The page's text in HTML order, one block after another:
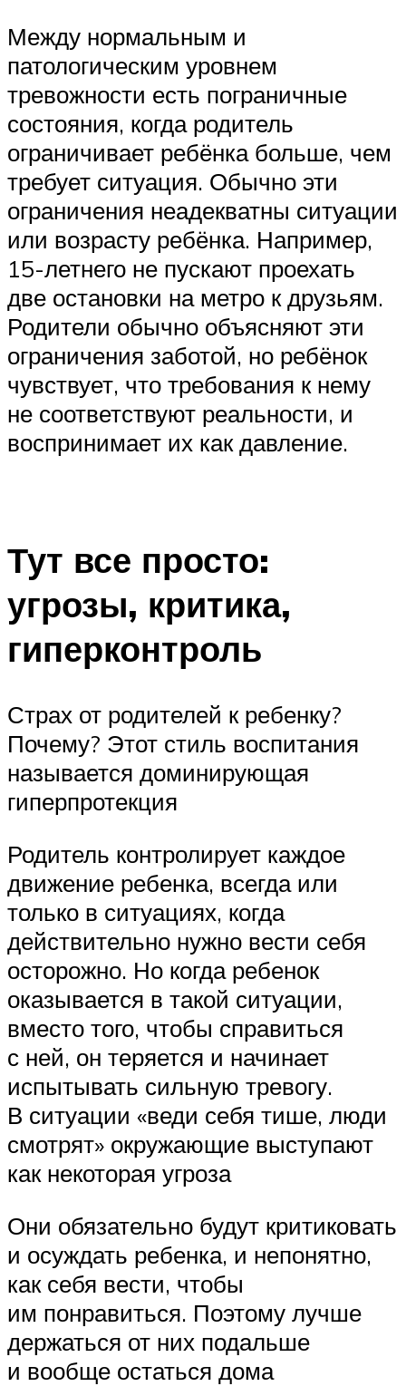
Между нормальным и
патологическим уровнем
тревожности есть пограничные
состояния, когда родитель
ограничивает ребёнка больше, чем
требует ситуация. Обычно эти
ограничения неадекватны ситуации
или возрасту ребёнка. Например,
15-летнего не пускают проехать
две остановки на метро к друзьям.
Родители обычно объясняют эти
ограничения заботой, но ребёнок
чувствует, что требования к нему
не соответствуют реальности, и
воспринимает их как давление.
Тут все просто:
угрозы, критика,
гиперконтроль
Страх от родителей к ребенку?
Почему? Этот стиль воспитания
называется доминирующая
гиперпротекция
Родитель контролирует каждое
движение ребенка, всегда или
только в ситуациях, когда
действительно нужно вести себя
осторожно. Но когда ребенок
оказывается в такой ситуации,
вместо того, чтобы справиться
с ней, он теряется и начинает
испытывать сильную тревогу.
В ситуации «веди себя тише, люди
смотрят» окружающие выступают
как некоторая угроза
Они обязательно будут критиковать
и осуждать ребенка, и непонятно,
как себя вести, чтобы
им понравиться. Поэтому лучше
держаться от них подальше
и вообще остаться дома